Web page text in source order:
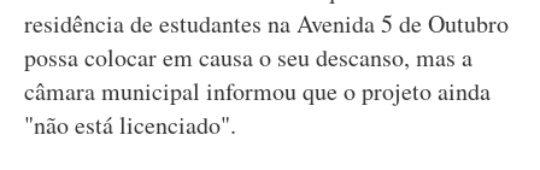
residência de estudantes na Avenida 5 de Outubro
possa colocar em causa o seu descanso, mas a
câmara municipal informou que o projeto ainda
"não está licenciado".